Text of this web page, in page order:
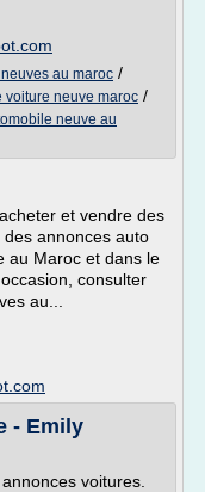
au maroc /
voiture neuve maroc /
neuve au
et vendre des
annonces auto
au Maroc et dans le
consulter
au...
- Emily
voitures.